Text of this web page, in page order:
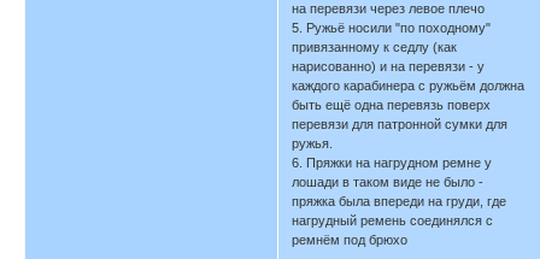
на перевязи через левое плечо
5. Ружьё носили "по походному"
привязанному к седлу (как
нарисованно) и на перевязи - у
каждого карабинера с ружьём должна
быть ещё одна перевязь поверх
перевязи для патронной сумки для
ружья.
6. Пряжки на нагрудном ремне у
лошади в таком виде не было -
пряжка была впереди на груди, где
нагрудный ремень соединялся с
ремнём под брюхо